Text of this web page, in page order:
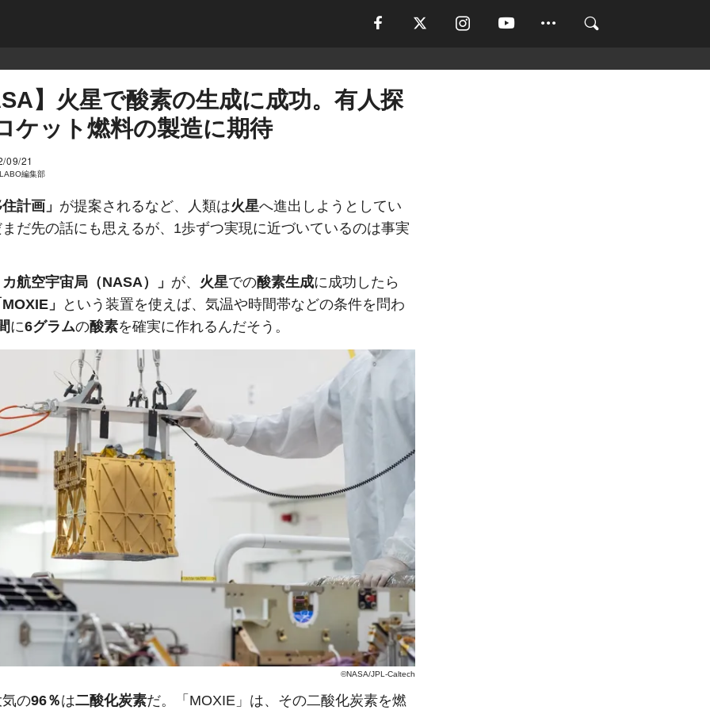
】火星で酸素の生成に成功。有人探
ケット燃料の製造に期待
09/21
編集部
計画」 が提案されるなど、人類は火星へ進出しようとしてい
だ先の話にも思えるが、1歩ずつ実現に近づいているのは事実
航空宇宙局（NASA）」 が、 火星での酸素生成に成功したら
」
という装置を使えば、気温や時間帯などの条件を問わ
に6グラムの酸素を確実に作れるんだそう。
©NASA/JPL-Caltech
の96％は二酸化炭素だ。「MOXIE」は、その二酸化炭素を燃